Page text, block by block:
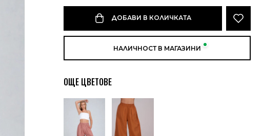
ДОБАВИ В КОЛИЧКАТА
НАЛИЧНОСТ В МАГАЗИНИ
ОЩЕ ЦВЕТОВЕ